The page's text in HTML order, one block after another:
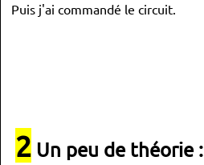
Puis j'ai commandé le circuit.
2 Un peu de théorie :